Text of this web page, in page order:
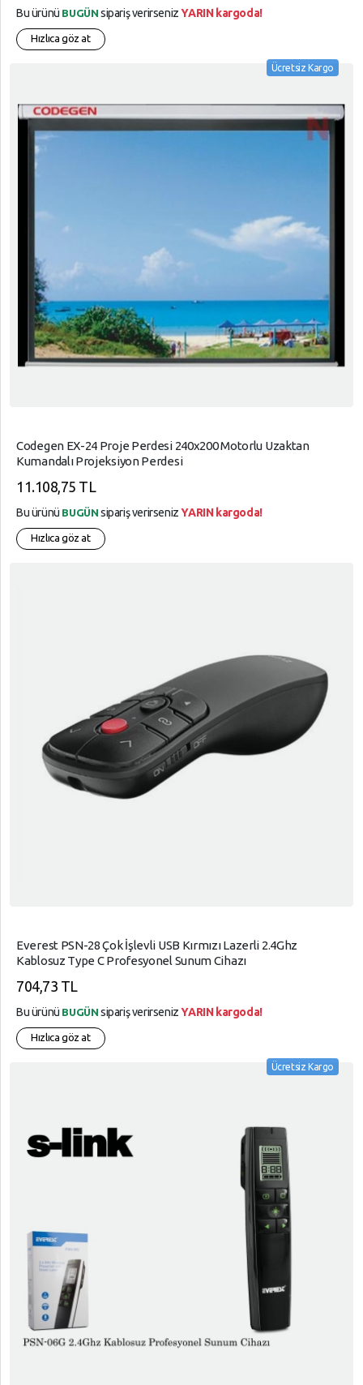
Bu ürünü BUGÜN sipariş verirsenizYARIN kargoda!
Hızlıca göz at
Ücretsiz Kargo
Codegen EX-24 Proje Perdesi 240x200 Motorlu Uzaktan
Kumandalı Projeksiyon Perdesi
11.108,75 TL
Bu ürünü BUGÜN sipariş verirsenizYARIN kargoda!
Hızlıca göz at
Everest PSN-28 Çok İşlevli USB Kırmızı Lazerli 2.4Ghz
Kablosuz Type C Profesyonel Sunum Cihazı
704,73 TL
Bu ürünü BUGÜN sipariş verirsenizYARIN kargoda!
Hızlıca göz at
Ücretsiz Kargo